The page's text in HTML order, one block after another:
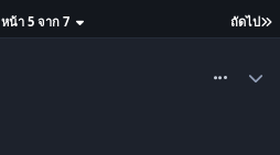
ถัดไป
หน้า 5 จาก 7